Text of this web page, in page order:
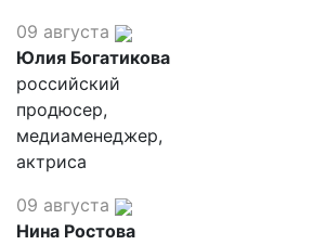
09 августа
Юлия Богатикова
российский
продюсер,
медиаменеджер,
актриса
09 августа
Нина Ростова